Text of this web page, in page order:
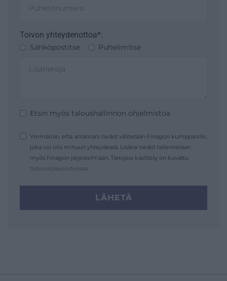
Toivon yhteydenottoa*:
Sähköpostitse Puhelimitse
Etsin myös taloushallinnon ohjelmistoa
Ymmärrän, että antamani tiedot välitetään Finagon kumppanille,
joka voi olla minuun yhteydessä. Lisäksi tiedot tallennetaan
myös Finagon järjestelmään. Tietojesi käsittely on kuvattu
tietosuojaselosteessa
LÄHETÄ